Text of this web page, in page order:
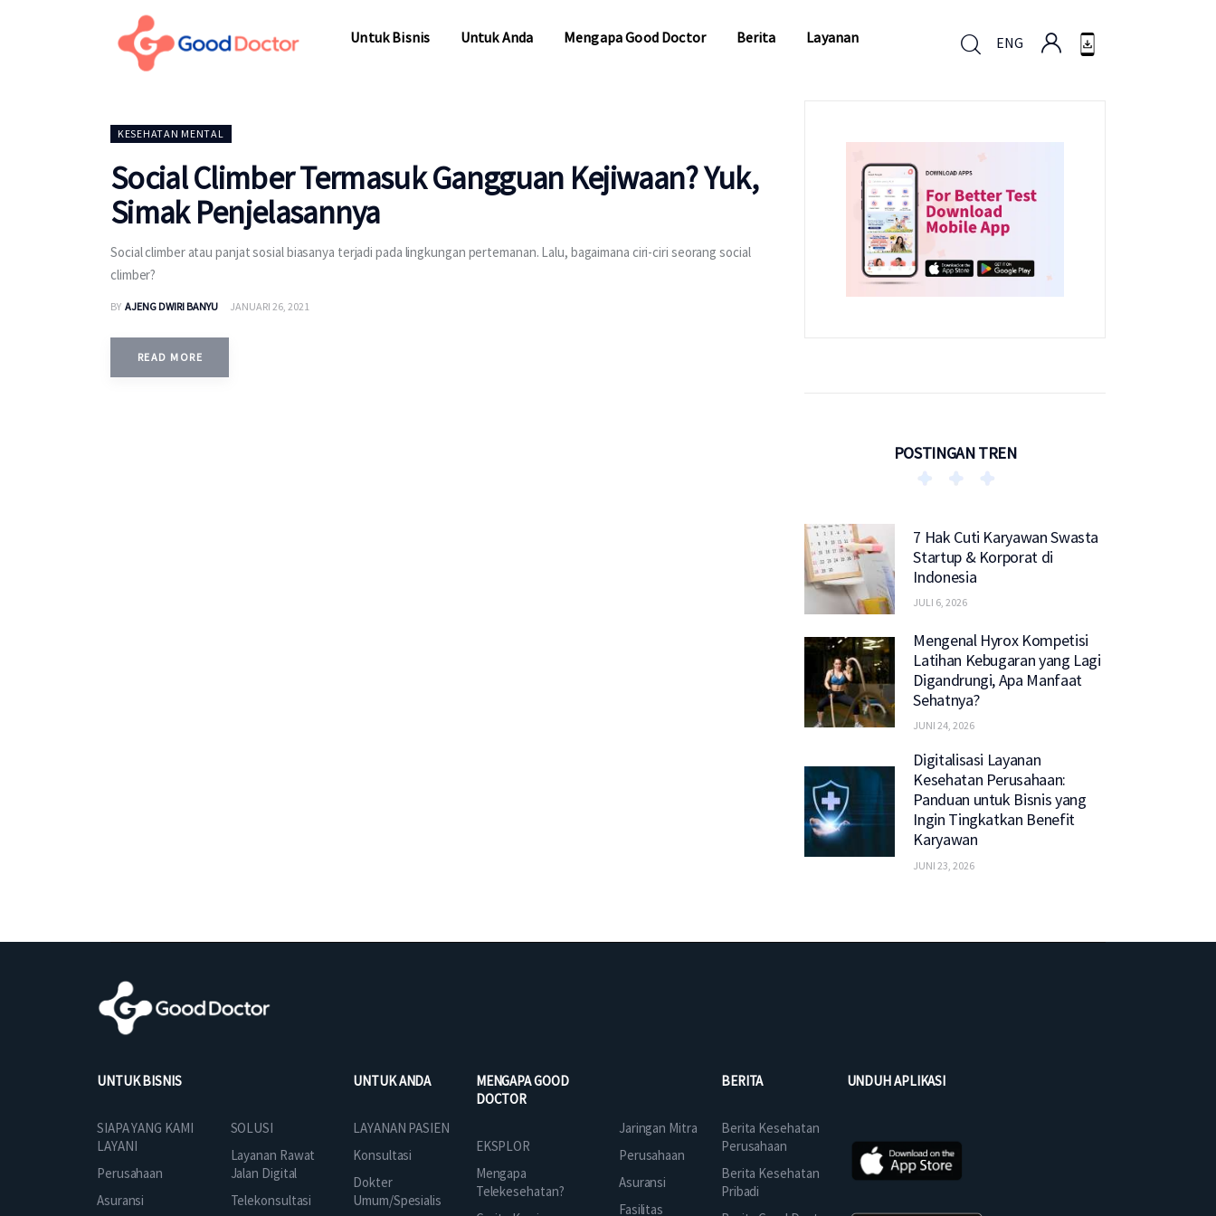
Untuk Bisnis Untuk Anda Mengapa Good Doctor Berita Layanan ENG
KESEHATAN MENTAL
Social Climber Termasuk Gangguan Kejiwaan? Yuk,
Simak Penjelasannya
Social climber atau panjat sosial biasanya terjadi pada lingkungan pertemanan. Lalu, bagaimana ciri-ciri seorang social
climber?
BY AJENG DWIRI BANYU JANUARI 26, 2021
READ MORE
POSTINGAN TREN
7 Hak Cuti Karyawan Swasta
Startup & Korporat di
Indonesia
JULI 6, 2026
Mengenal Hyrox Kompetisi
Latihan Kebugaran yang Lagi
Digandrungi, Apa Manfaat
Sehatnya?
JUNI 24, 2026
Digitalisasi Layanan
Kesehatan Perusahaan:
Panduan untuk Bisnis yang
Ingin Tingkatkan Benefit
Karyawan
JUNI 23, 2026
UNTUK BISNIS
SIAPA YANG KAMI
LAYANI
Perusahaan
Asuransi
SOLUSI
Layanan Rawat
Jalan Digital
Telekonsultasi
UNTUK ANDA
LAYANAN PASIEN
Konsultasi
Dokter
Umum/Spesialis
MENGAPA GOOD
DOCTOR
EKSPLOR
Mengapa
Telekesehatan?
Jaringan Mitra
Perusahaan
Asuransi
Fasilitas
BERITA
Berita Kesehatan
Perusahaan
Berita Kesehatan
Pribadi
UNDUH APLIKASI